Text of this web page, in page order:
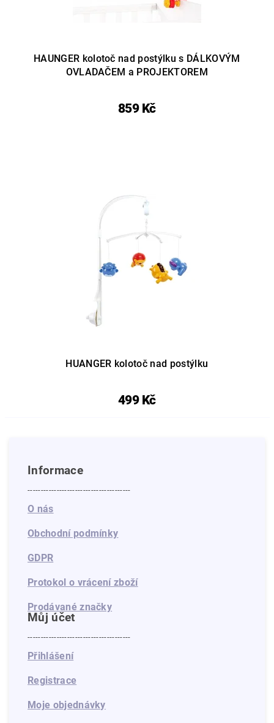
HAUNGER kolotoč nad postýlku s DÁLKOVÝM
OVLADAČEM a PROJEKTOREM
859 Kč
HUANGER kolotoč nad postýlku
499 Kč
Informace
---------------------------------------
O nás
Obchodní podmínky
GDPR
Protokol o vrácení zboží
Prodávané značky
Můj účet
---------------------------------------
Přihlášení
Registrace
Moje objednávky